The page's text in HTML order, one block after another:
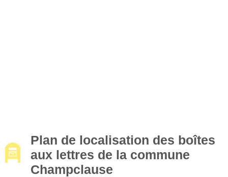
Plan de localisation des boîtes
aux lettres de la commune
Champclause